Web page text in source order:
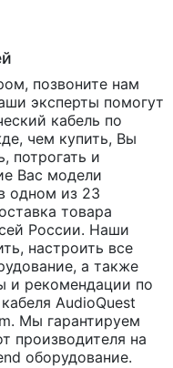
позвоните нам
эксперты помогут
кабель по
чем купить, Вы
потрогать и
Вас модели
одном из 23
товара
России. Наши
настроить все
а также
и рекомендации по
AudioQuest
Мы гарантируем
производителя на
оборудование.